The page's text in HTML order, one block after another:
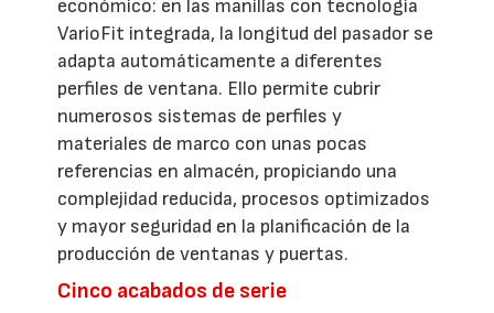
económico: en las manillas con tecnología
VarioFit integrada, la longitud del pasador se
adapta automáticamente a diferentes
perfiles de ventana. Ello permite cubrir
numerosos sistemas de perfiles y
materiales de marco con unas pocas
referencias en almacén, propiciando una
complejidad reducida, procesos optimizados
y mayor seguridad en la planificación de la
producción de ventanas y puertas.
Cinco acabados de serie